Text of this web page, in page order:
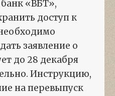
банк «ВБТ»,
доступ к
заявление о
до 28 декабря
Инструкцию,
на перевыпуск